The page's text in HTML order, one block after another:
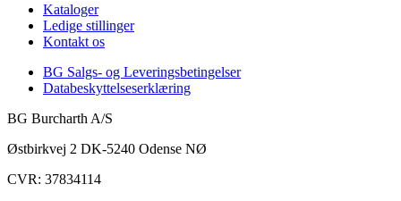
Kataloger
Ledige stillinger
Kontakt os
BG Salgs- og Leveringsbetingelser
Databeskyttelseserklæring
BG Burcharth A/S
Østbirkvej 2 DK-5240 Odense NØ
CVR: 37834114